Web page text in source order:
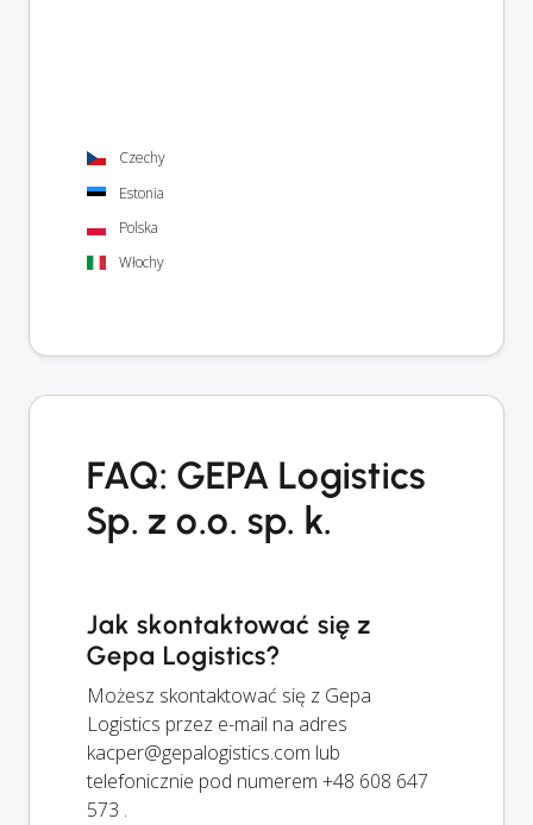
Czechy
Estonia
Polska
Włochy
FAQ: GEPA Logistics
Sp. z o.o. sp. k.
Jak skontaktować się z
Gepa Logistics?
Możesz skontaktować się z Gepa
Logistics przez e-mail na adres
kacper@gepalogistics.com lub
telefonicznie pod numerem +48 608 647
573 .